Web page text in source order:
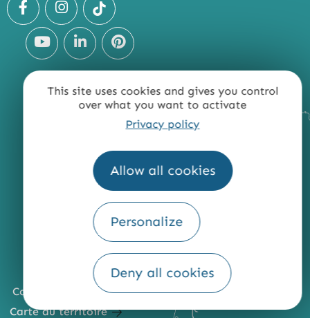
This site uses cookies and gives you control
over what you want to activate
Privacy policy
Allow all cookies
Personalize
Deny all cookies
Comment venir ?
Carte du territoire